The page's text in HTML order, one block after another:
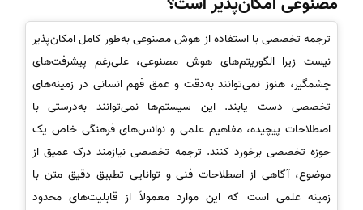
ترجمه تخصصی با استفاده از هوش مصنوعی به‌طور کامل امکان‌پذیر
نیست زیرا الگوریتم‌های هوش مصنوعی، علی‌رغم پیشرفت‌های
چشمگیر، هنوز نمی‌توانند به‌دقت و عمق فهم انسانی در زمینه‌های
تخصصی دست یابند. این سیستم‌ها نمی‌توانند به‌درستی با
اصطلاحات پیچیده، مفاهیم علمی و نوانس‌های فرهنگی خاص یک
حوزه تخصصی برخورد کنند. ترجمه تخصصی نیازمند درک عمیق از
موضوع، آگاهی از اصطلاحات فنی و توانایی تطبیق دقیق متن با
زمینه علمی است که این موارد معمولاً از قابلیت‌های محدود